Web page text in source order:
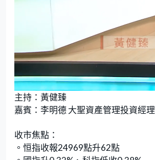
U
n
m
u
t
e
L
o
a
d
e
d
:
主持：黃健臻
嘉賓：李明德 大聖資產管理投資經理
收市焦點：
。恒指收報24969點升62點